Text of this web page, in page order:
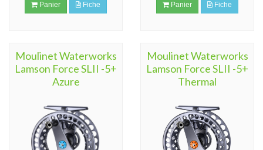
Panier Fiche Panier Fiche
Moulinet Waterworks
Lamson Force SLII -5+
Azure
Moulinet Waterworks
Lamson Force SLII -5+
Thermal